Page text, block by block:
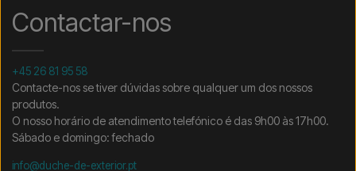
Contactar-nos
+45 26 81 95 58
Contacte-nos se tiver dúvidas sobre qualquer um dos nossos
produtos.
O nosso horário de atendimento telefónico é das 9h00 às 17h00.
Sábado e domingo: fechado
info@duche-de-exterior.pt